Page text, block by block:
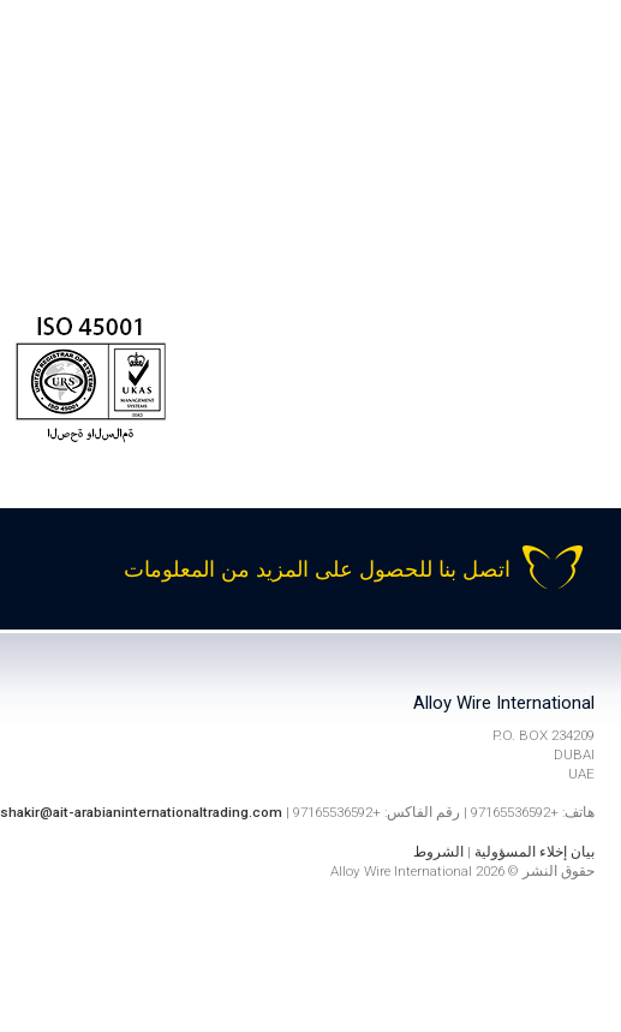
اتصل بنا للحصول على المزيد من المعلومات
Alloy Wire International
P.O. BOX 234209
DUBAI
UAE
هاتف: +97165536592 | رقم الفاكس: +97165536592 | shakir@ait-arabianinternationaltrading.com
بيان إخلاء المسؤولية | الشروط
حقوق النشر © 2026 Alloy Wire International